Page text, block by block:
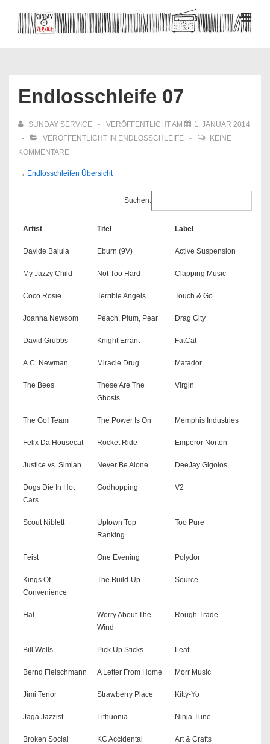
Endlosschleife 07
SUNDAY SERVICE VERÖFFENTLICHT AM
1. JANUAR 2014
VERÖFFENTLICHT IN ENDLOSSCHLEIFE
KEINE
KOMMENTARE
→ Endlosschleifen Übersicht
Suchen:
Artist Titel Label
Davide Balula Eburn (9V) Active Suspension
My Jazzy Child Not Too Hard Clapping Music
Coco Rosie Terrible Angels Touch & Go
Joanna Newsom Peach, Plum, Pear Drag City
David Grubbs Knight Errant FatCat
A.C. Newman Miracle Drug Matador
The Bees
These Are The
Ghosts
Virgin
The Go! Team The Power Is On Memphis Industries
Felix Da Housecat Rocket Ride Emperor Norton
Justice vs. Simian Never Be Alone DeeJay Gigolos
Dogs Die In Hot
Cars
Godhopping V2
Scout Niblett
Uptown Top
Ranking
Too Pure
Feist One Evening Polydor
Kings Of
Convenience
The Build-Up Source
Hal
Worry About The
Wind
Rough Trade
Bill Wells Pick Up Sticks Leaf
Bernd Fleischmann A Letter From Home Morr Music
Jimi Tenor Strawberry Place Kitty-Yo
Jaga Jazzist Lithuonia Ninja Tune
Broken Social
KC Accidental Art & Crafts